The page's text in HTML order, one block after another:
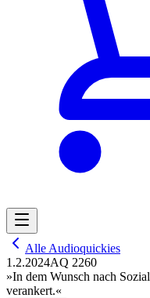
Alle Audioquickies
1.2.2024AQ 2260
»In dem Wunsch nach
verankert.«